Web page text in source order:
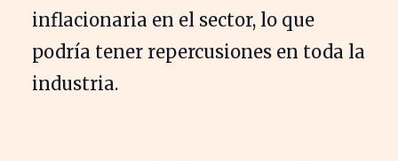
inflacionaria en el sector, lo que
podría tener repercusiones en toda la
industria.